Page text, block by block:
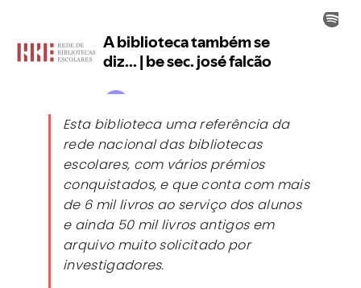
Esta biblioteca uma referência da
rede nacional das bibliotecas
escolares, com vários prémios
conquistados, e que conta com mais
de 6 mil livros ao serviço dos alunos
e ainda 50 mil livros antigos em
arquivo muito solicitado por
investigadores.